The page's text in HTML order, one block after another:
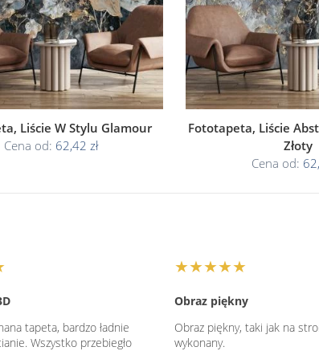
Liście W Stylu Glamour
Cena od: 62,42 zł
Fototapeta, Liście
Złoty
Cena od:
tapeta, bardzo ładnie
Wszystko przebiegło
★★★★★
Obraz piękny
Obraz piękny, taki jak na
wykonany.